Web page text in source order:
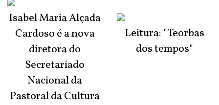
Isabel Maria Alçada
Cardoso é a nova
diretora do
Secretariado
Nacional da
Pastoral da Cultura
Leitura: "Teorbas
dos tempos"